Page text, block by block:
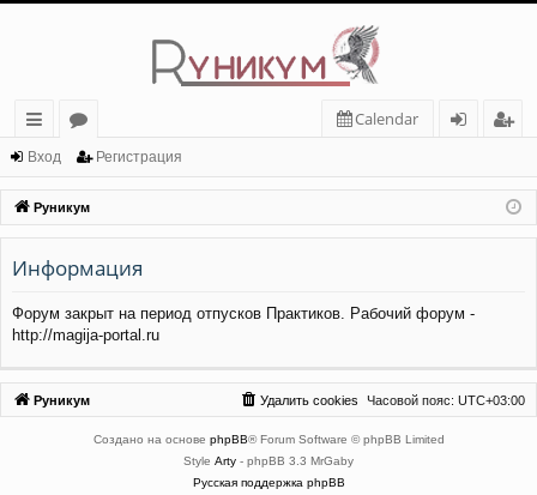
с
ы
лк
и
о
ру
м
ы
Calendar
д
ис
тр
Вход Регистрация
Руникум
Информация
Форум закрыт на период отпусков Практиков. Рабочий форум -
http://magija-portal.ru
Руникум Часовой пояс: UTC+03:00
Удалить cookies
Создано на основе phpBB® Forum Software © phpBB Limited
Style Arty - phpBB 3.3 MrGaby
Русская поддержка phpBB